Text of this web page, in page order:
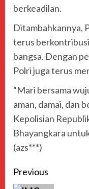
berkeadilan.
Ditambahkannya,
terus
bangsa. Dengan
Polri juga terus
“Mari bersama
aman, damai, dan
Kepolisian
Bhayangkara
(azs***)
Previous